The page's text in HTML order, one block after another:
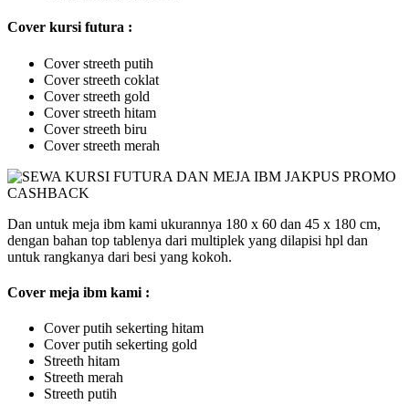
Cover kursi futura :
Cover streeth putih
Cover streeth coklat
Cover streeth gold
Cover streeth hitam
Cover streeth biru
Cover streeth merah
Dan untuk meja ibm kami ukurannya 180 x 60 dan 45 x 180 cm,
dengan bahan top tablenya dari multiplek yang dilapisi hpl dan
untuk rangkanya dari besi yang kokoh.
Cover meja ibm kami :
Cover putih sekerting hitam
Cover putih sekerting gold
Streeth hitam
Streeth merah
Streeth putih